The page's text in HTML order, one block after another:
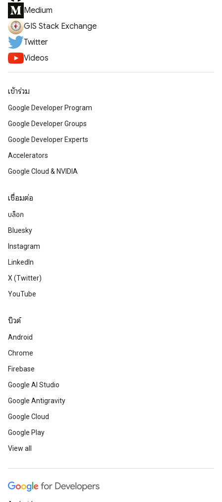
Medium
GIS Stack Exchange
Twitter
Videos
เข้าร่วม
Google Developer Program
Google Developer Groups
Google Developer Experts
Accelerators
Google Cloud & NVIDIA
เชื่อมต่อ
บล็อก
Bluesky
Instagram
LinkedIn
X (Twitter)
YouTube
บิวด์
Android
Chrome
Firebase
Google AI Studio
Google Antigravity
Google Cloud
Google Play
View all